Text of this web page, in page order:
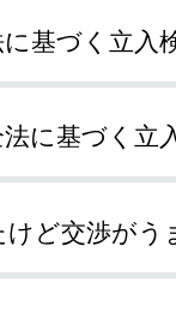
基づく立入
に基づく立
ど交渉がう